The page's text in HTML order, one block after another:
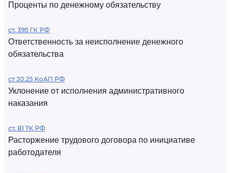
Проценты по денежному обязательству
ст. 395 ГК РФ
Ответственность за неисполнение денежного
обязательства
ст 20.25 КоАП РФ
Уклонение от исполнения административного
наказания
ст. 81 ТК РФ
Расторжение трудового договора по инициативе
работодателя